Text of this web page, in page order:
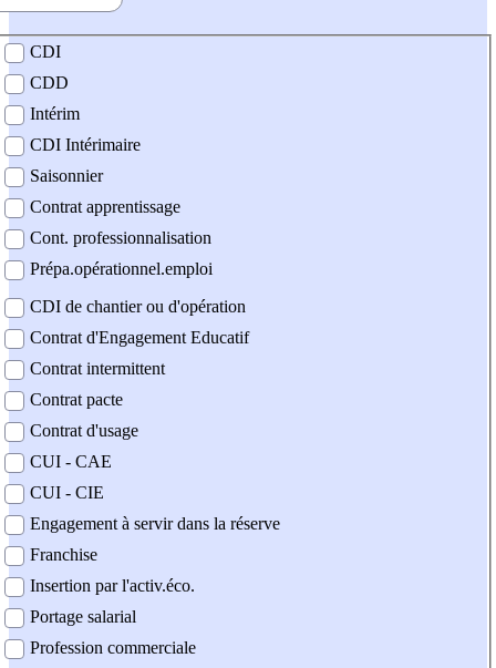
contrat
CDI
CDD
Intérim
CDI Intérimaire
Saisonnier
Contrat apprentissage
Cont. professionnalisation
Prépa.opérationnel.emploi
CDI de chantier ou d'opération
Contrat d'Engagement Educatif
Contrat intermittent
Contrat pacte
Contrat d'usage
CUI - CAE
CUI - CIE
Engagement à servir dans la réserve
Franchise
Insertion par l'activ.éco.
Portage salarial
Profession commerciale